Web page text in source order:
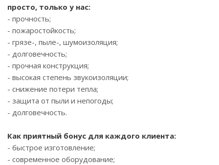
просто, только у нас:
- прочность;
- пожаростойкость;
- грязе-, пыле-, шумоизоляция;
- долговечность;
- прочная конструкция;
- высокая степень звукоизоляции;
- снижение потери тепла;
- защита от пыли и непогоды;
- долговечность.
Как приятный бонус для каждого клиента:
- быстрое изготовление;
- современное оборудование;